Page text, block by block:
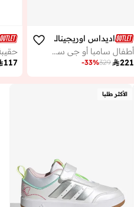
اديداس اوريجينالز
أطفال سامبا أو جي سي إف
221
329
-33%
117
الأكثر طلبا